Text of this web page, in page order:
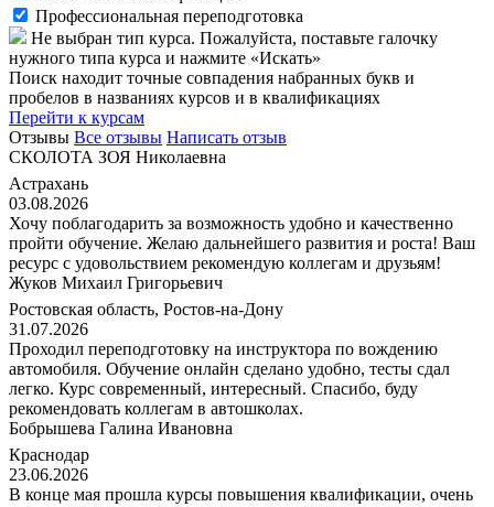
Профессиональная переподготовка
Не выбран тип курса. Пожалуйста, поставьте галочку
нужного типа курса и нажмите «Искать»
Поиск находит точные совпадения набранных букв и
пробелов в названиях курсов и в квалификациях
Перейти к курсам
Отзывы Все отзывы Написать отзыв
СКОЛОТА ЗОЯ Николаевна
Астрахань
03.08.2026
Хочу поблагодарить за возможность удобно и качественно
пройти обучение. Желаю дальнейшего развития и роста! Ваш
ресурс с удовольствием рекомендую коллегам и друзьям!
Жуков Михаил Григорьевич
Ростовская область, Ростов-на-Дону
31.07.2026
Проходил переподготовку на инструктора по вождению
автомобиля. Обучение онлайн сделано удобно, тесты сдал
легко. Курс современный, интересный. Спасибо, буду
рекомендовать коллегам в автошколах.
Бобрышева Галина Ивановна
Краснодар
23.06.2026
В конце мая прошла курсы повышения квалификации, очень